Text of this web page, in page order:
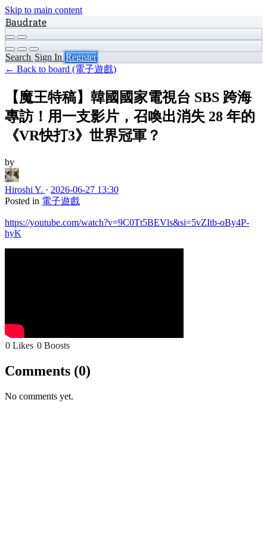
Skip to main content
Baudrate
Search Sign In Register
← Back to board (電子遊戲)
【魔王特稿】韓國國家電視台 SBS 跨海
專訪！用一支影片，召喚出消失 28 年的
《VR快打3》世界冠軍？
by
Hiroshi Y. · 2026-06-27 13:30
Posted in 電子遊戲
https://youtube.com/watch?v=9C0Tt5BEVls&si=5vZItb-oBy4P-
hyK
0 Likes 0 Boosts
Comments (0)
No comments yet.